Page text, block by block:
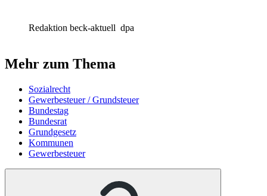
Redaktion beck-aktuell dpa
Mehr zum Thema
Sozialrecht
Gewerbesteuer / Grundsteuer
Bundestag
Bundesrat
Grundgesetz
Kommunen
Gewerbesteuer